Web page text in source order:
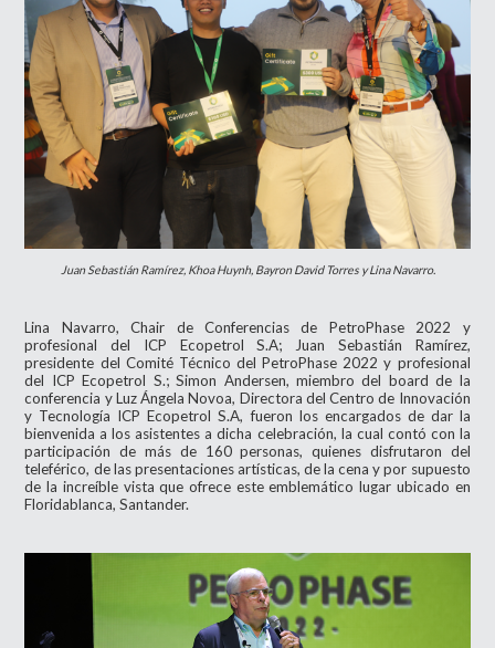
Juan Sebastián Ramírez, Khoa Huynh, Bayron David Torres y Lina Navarro.
Lina Navarro, Chair de Conferencias de PetroPhase 2022 y
profesional del ICP Ecopetrol S.A; Juan Sebastián Ramírez,
presidente del Comité Técnico del PetroPhase 2022 y profesional
del ICP Ecopetrol S.; Simon Andersen, miembro del board de la
conferencia y Luz Ángela Novoa, Directora del Centro de Innovación
y Tecnología ICP Ecopetrol S.A, fueron los encargados de dar la
bienvenida a los asistentes a dicha celebración, la cual contó con la
participación de más de 160 personas, quienes disfrutaron del
teleférico, de las presentaciones artísticas, de la cena y por supuesto
de la increíble vista que ofrece este emblemático lugar ubicado en
Floridablanca, Santander.